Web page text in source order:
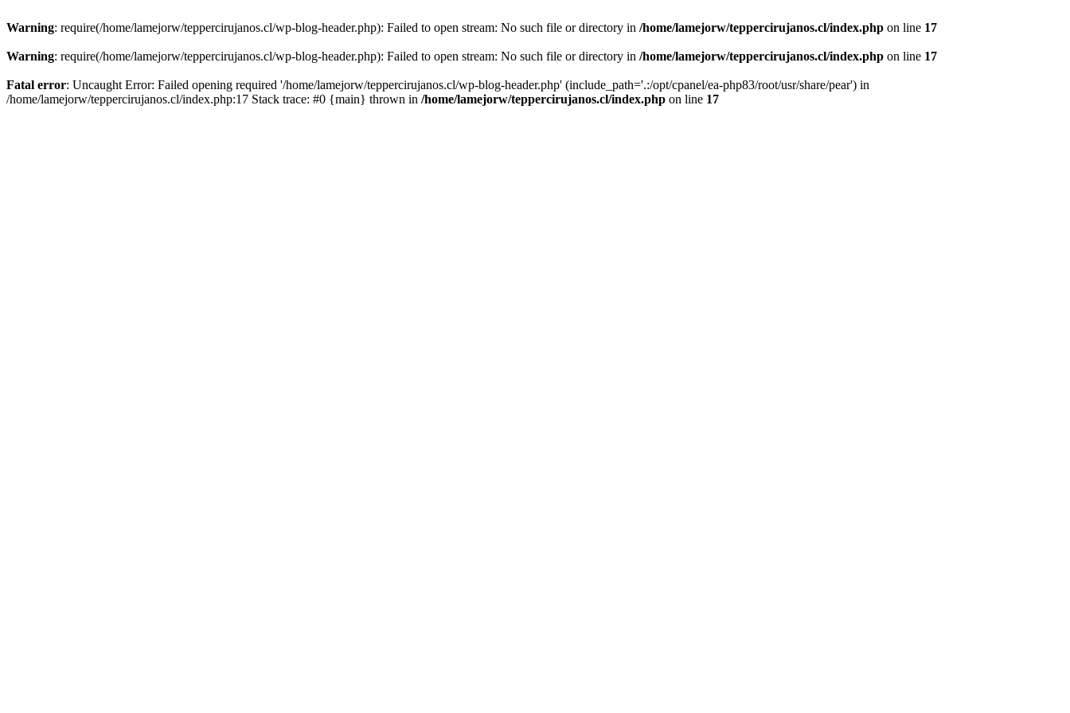
Warning: require(/home/lamejorw/teppercirujanos.cl/wp-blog-header.php): Failed to open stream: No such file or directory in /home/lamejorw/teppercirujanos.cl/index.php on line 17
Warning: require(/home/lamejorw/teppercirujanos.cl/wp-blog-header.php): Failed to open stream: No such file or directory in /home/lamejorw/teppercirujanos.cl/index.php on line 17
Fatal error: Uncaught Error: Failed opening required '/home/lamejorw/teppercirujanos.cl/wp-blog-header.php' (include_path='.:/opt/cpanel/ea-php83/root/usr/share/pear') in
/home/lamejorw/teppercirujanos.cl/index.php:17 Stack trace: #0 {main} thrown in /home/lamejorw/teppercirujanos.cl/index.php on line 17